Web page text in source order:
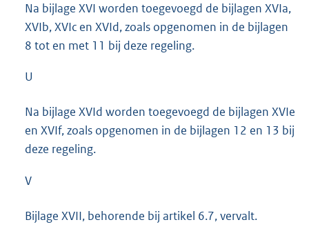
Na bijlage XVI worden toegevoegd de bijlagen XVIa,
XVIb, XVIc en XVId, zoals opgenomen in de bijlagen
8 tot en met 11 bij deze regeling.
U
Na bijlage XVId worden toegevoegd de bijlagen XVIe
en XVIf, zoals opgenomen in de bijlagen 12 en 13 bij
deze regeling.
V
Bijlage XVII, behorende bij artikel 6.7, vervalt.